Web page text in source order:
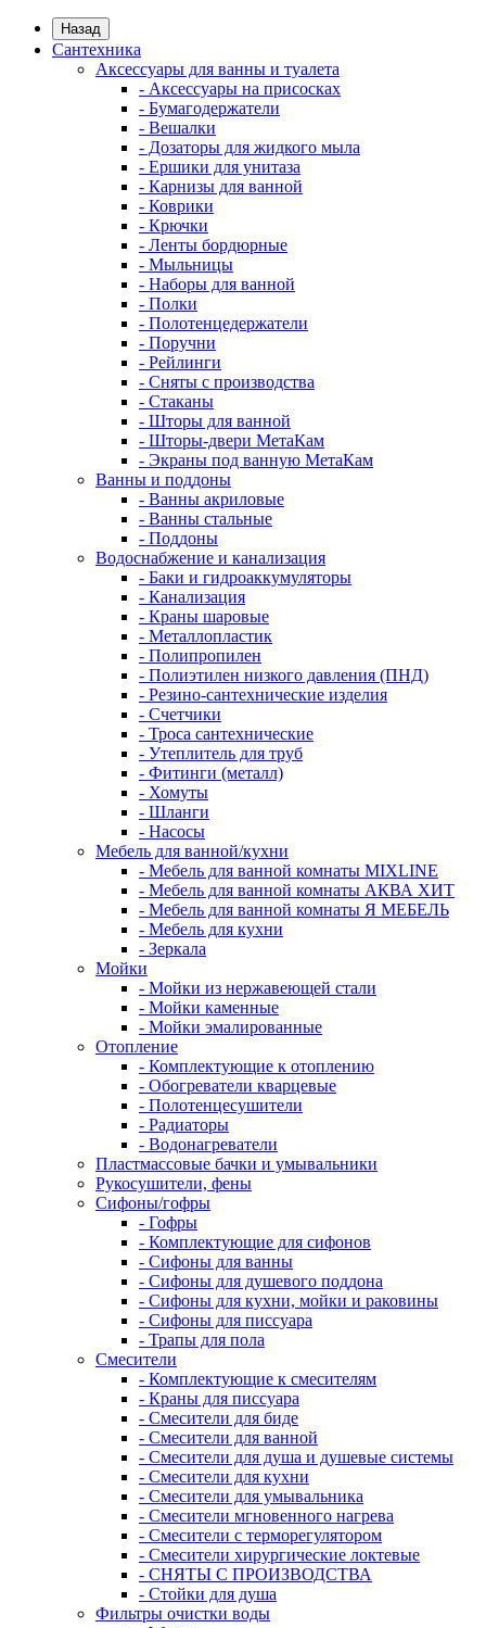
Назад
Сантехника
Аксессуары для ванны и туалета
- Аксессуары на присосках
- Бумагодержатели
- Вешалки
- Дозаторы для жидкого мыла
- Ершики для унитаза
- Карнизы для ванной
- Коврики
- Крючки
- Ленты бордюрные
- Мыльницы
- Наборы для ванной
- Полки
- Полотенцедержатели
- Поручни
- Рейлинги
- Сняты с производства
- Стаканы
- Шторы для ванной
- Шторы-двери МетаКам
- Экраны под ванную МетаКам
Ванны и поддоны
- Ванны акриловые
- Ванны стальные
- Поддоны
Водоснабжение и канализация
- Баки и гидроаккумуляторы
- Канализация
- Краны шаровые
- Металлопластик
- Полипропилен
- Полиэтилен низкого давления (ПНД)
- Резино-сантехнические изделия
- Счетчики
- Троса сантехнические
- Утеплитель для труб
- Фитинги (металл)
- Хомуты
- Шланги
- Насосы
Мебель для ванной/кухни
- Мебель для ванной комнаты MIXLINE
- Мебель для ванной комнаты АКВА ХИТ
- Мебель для ванной комнаты Я МЕБЕЛЬ
- Мебель для кухни
- Зеркала
Мойки
- Мойки из нержавеющей стали
- Мойки каменные
- Мойки эмалированные
Отопление
- Комплектующие к отоплению
- Обогреватели кварцевые
- Полотенцесушители
- Радиаторы
- Водонагреватели
Пластмассовые бачки и умывальники
Рукосушители, фены
Сифоны/гофры
- Гофры
- Комплектующие для сифонов
- Сифоны для ванны
- Сифоны для душевого поддона
- Сифоны для кухни, мойки и раковины
- Сифоны для писсуара
- Трапы для пола
Смесители
- Комплектующие к смесителям
- Краны для писсуара
- Смесители для биде
- Смесители для ванной
- Смесители для душа и душевые системы
- Смесители для кухни
- Смесители для умывальника
- Смесители мгновенного нагрева
- Смесители с терморегулятором
- Смесители хирургические локтевые
- СНЯТЫ С ПРОИЗВОДСТВА
- Стойки для душа
Фильтры очистки воды